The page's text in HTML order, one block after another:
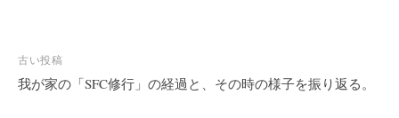
投
稿
古い投稿
我が家の「SFC修行」の経過と、その時の様子を振り返る。